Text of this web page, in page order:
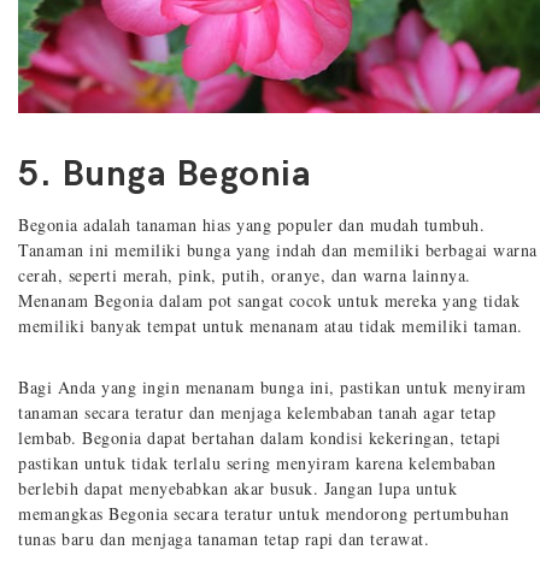
5. Bunga Begonia
Begonia adalah tanaman hias yang populer dan mudah tumbuh.
Tanaman ini memiliki bunga yang indah dan memiliki berbagai warna
cerah, seperti merah, pink, putih, oranye, dan warna lainnya.
Menanam Begonia dalam pot sangat cocok untuk mereka yang tidak
memiliki banyak tempat untuk menanam atau tidak memiliki taman.
Bagi Anda yang ingin menanam bunga ini, pastikan untuk menyiram
tanaman secara teratur dan menjaga kelembaban tanah agar tetap
lembab. Begonia dapat bertahan dalam kondisi kekeringan, tetapi
pastikan untuk tidak terlalu sering menyiram karena kelembaban
berlebih dapat menyebabkan akar busuk. Jangan lupa untuk
memangkas Begonia secara teratur untuk mendorong pertumbuhan
tunas baru dan menjaga tanaman tetap rapi dan terawat.